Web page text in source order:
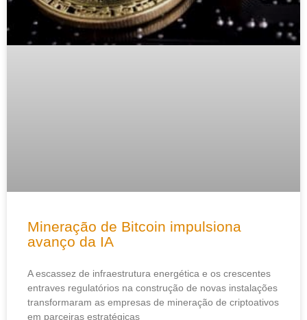
Mineração de Bitcoin impulsiona
avanço da IA
A escassez de infraestrutura energética e os crescentes
entraves regulatórios na construção de novas instalações
transformaram as empresas de mineração de criptoativos
em parceiras estratégicas